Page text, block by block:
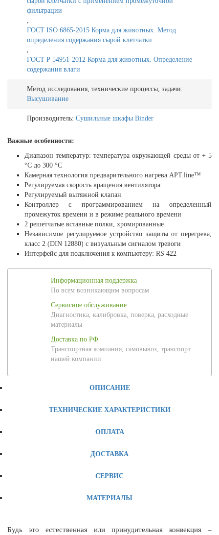
фильтрации
ГОСТ ISO 6865-2015 Корма для животных. Метод
определения содержания сырой клетчатки
ГОСТ Р 54951-2012 Корма для животных. Определение
содержания влаги
Метод исследования, технические процессы, задачи:
Высушивание
Производитель: Сушильные шкафы Binder
Важные особенности:
Диапазон температур: температура окружающей среды от + 5
°C до 300 °C
Камерная технология предварительного нагрева APT.line™
Регулируемая скорость вращения вентилятора
Регулируемый вытяжной клапан
Контроллер с программированием на определенный
промежуток времени и в режиме реального времени
2 решетчатые вставные полки, хромированные
Независимое регулируемое устройство защиты от перегрева,
класс 2 (DIN 12880) с визуальным сигналом тревоги
Интерфейс для подключения к компьютеру: RS 422
Информационная поддержка
По всем возникающим вопросам
Сервисное обслуживание
Диагностика, калибровка, поверка, расходные
материалы
Доставка по РФ
Транспортная компания, самовывоз, транспорт
нашей компании
ОПИСАНИЕ
ТЕХНИЧЕСКИЕ ХАРАКТЕРИСТИКИ
ОПЛАТА
ДОСТАВКА
СЕРВИС
МАТЕРИАЛЫ
Будь это естественная или принудительная конвекция –